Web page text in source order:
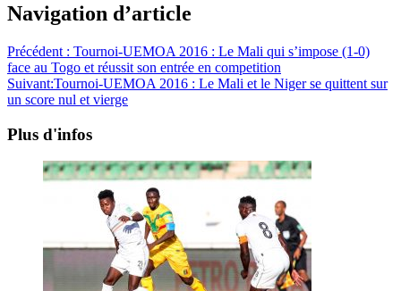
Navigation d’article
Précédent : Tournoi-UEMOA 2016 : Le Mali qui s’impose (1-0)
face au Togo et réussit son entrée en competition
Suivant:Tournoi-UEMOA 2016 : Le Mali et le Niger se quittent sur
un score nul et vierge
Plus d'infos